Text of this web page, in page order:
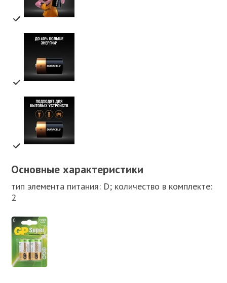
Основные характеристики
тип элемента питания: D; количество в комплекте:
2